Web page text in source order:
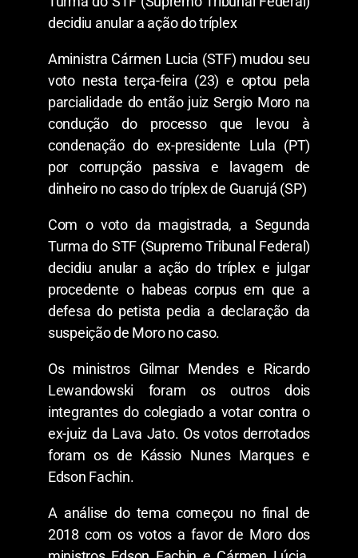
decidiu anular a ação do tríplex
Aministra Cármen Lucia (STF) mudou seu
voto nesta terça-feira (23) e optou pela
parcialidade do então juiz Sergio Moro na
condução do processo que levou à
condenação do ex-presidente Lula (PT)
por corrupção passiva e lavagem de
dinheiro no caso do tríplex de Guarujá (SP)
Com o voto da magistrada, a Segunda
Turma do STF (Supremo Tribunal Federal)
decidiu anular a ação do tríplex e julgar
procedente o habeas corpus em que a
defesa do petista pedia a declaração da
suspeição de Moro no caso.
Os ministros Gilmar Mendes e Ricardo
Lewandowski foram os outros dois
integrantes do colegiado a votar contra o
ex-juiz da Lava Jato. Os votos derrotados
foram os de Kássio Nunes Marques e
Edson Fachin.
A análise do tema começou no final de
2018 com os votos a favor de Moro dos